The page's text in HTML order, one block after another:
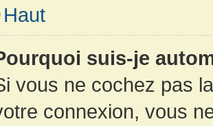
Haut
suis-je
vous ne cochez pas
connexion, vous